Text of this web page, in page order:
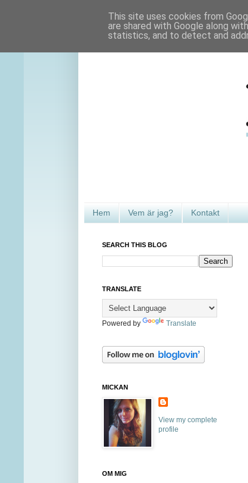
Hem Vem är jag? Kontakt
SEARCH THIS BLOG
TRANSLATE
Powered by Translate
MICKAN
View my complete
profile
OM MIG
This site uses cookies from
are shared with Google along
statistics, and to detect and